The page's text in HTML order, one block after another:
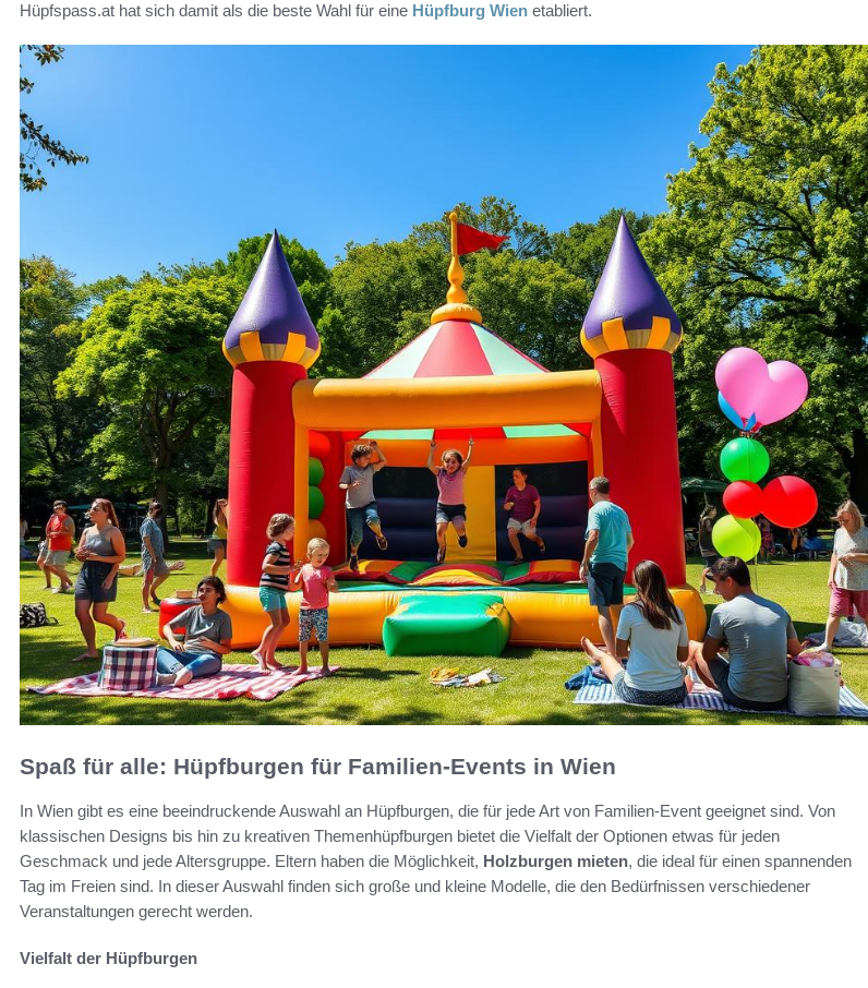
Hüpfspass.at hat sich damit als die beste Wahl für eine Hüpfburg Wien etabliert.
Spaß für alle: Hüpfburgen für Familien-Events in Wien
In Wien gibt es eine beeindruckende Auswahl an Hüpfburgen, die für jede Art von Familien-Event geeignet sind. Von
klassischen Designs bis hin zu kreativen Themenhüpfburgen bietet die Vielfalt der Optionen etwas für jeden
Geschmack und jede Altersgruppe. Eltern haben die Möglichkeit, Holzburgen mieten, die ideal für einen spannenden
Tag im Freien sind. In dieser Auswahl finden sich große und kleine Modelle, die den Bedürfnissen verschiedener
Veranstaltungen gerecht werden.
Vielfalt der Hüpfburgen